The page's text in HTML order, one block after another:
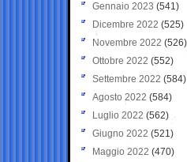
Gennaio 2023 (541)
Dicembre 2022 (525)
Novembre 2022 (526)
Ottobre 2022 (552)
Settembre 2022 (584)
Agosto 2022 (584)
Luglio 2022 (562)
Giugno 2022 (521)
Maggio 2022 (470)